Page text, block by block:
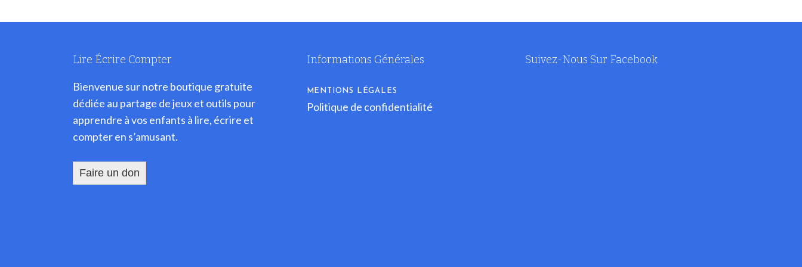
Lire Écrire Compter
Bienvenue sur notre boutique gratuite
dédiée au partage de jeux et outils pour
apprendre à vos enfants à lire, écrire et
compter en s’amusant.
Faire un don
Informations Générales
MENTIONS LÉGALES
Politique de confidentialité
Suivez-Nous Sur Facebook